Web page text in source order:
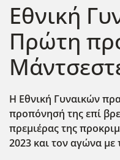
Eθνική
Πρώτη
Η Εθνική Γυναικών
προπόνησή της επί
πρεμιέρας της
2023 και τον αγώνα με